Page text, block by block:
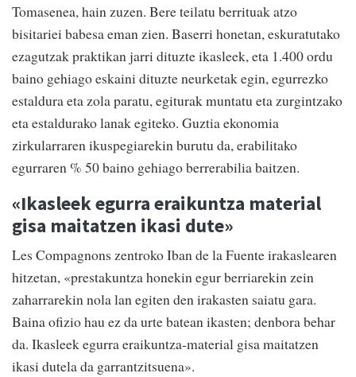
Tomasenea, hain zuzen. Bere teilatu berrituak atzo
bisitariei babesa eman zien. Baserri honetan, eskuratutako
ezagutzak praktikan jarri dituzte ikasleek, eta 1.400 ordu
baino gehiago eskaini dituzte neurketak egin, egurrezko
estaldura eta zola paratu, egiturak muntatu eta zurgintzako
eta estaldurako lanak egiteko. Guztia ekonomia
zirkularraren ikuspegiarekin burutu da, erabilitako
egurraren % 50 baino gehiago berrerabilia baitzen.
«Ikasleek egurra eraikuntza material
gisa maitatzen ikasi dute»
Les Compagnons zentroko Iban de la Fuente irakaslearen
hitzetan, «prestakuntza honekin egur berriarekin zein
zaharrarekin nola lan egiten den irakasten saiatu gara.
Baina ofizio hau ez da urte batean ikasten; denbora behar
da. Ikasleek egurra eraikuntza-material gisa maitatzen
ikasi dutela da garrantzitsuena».